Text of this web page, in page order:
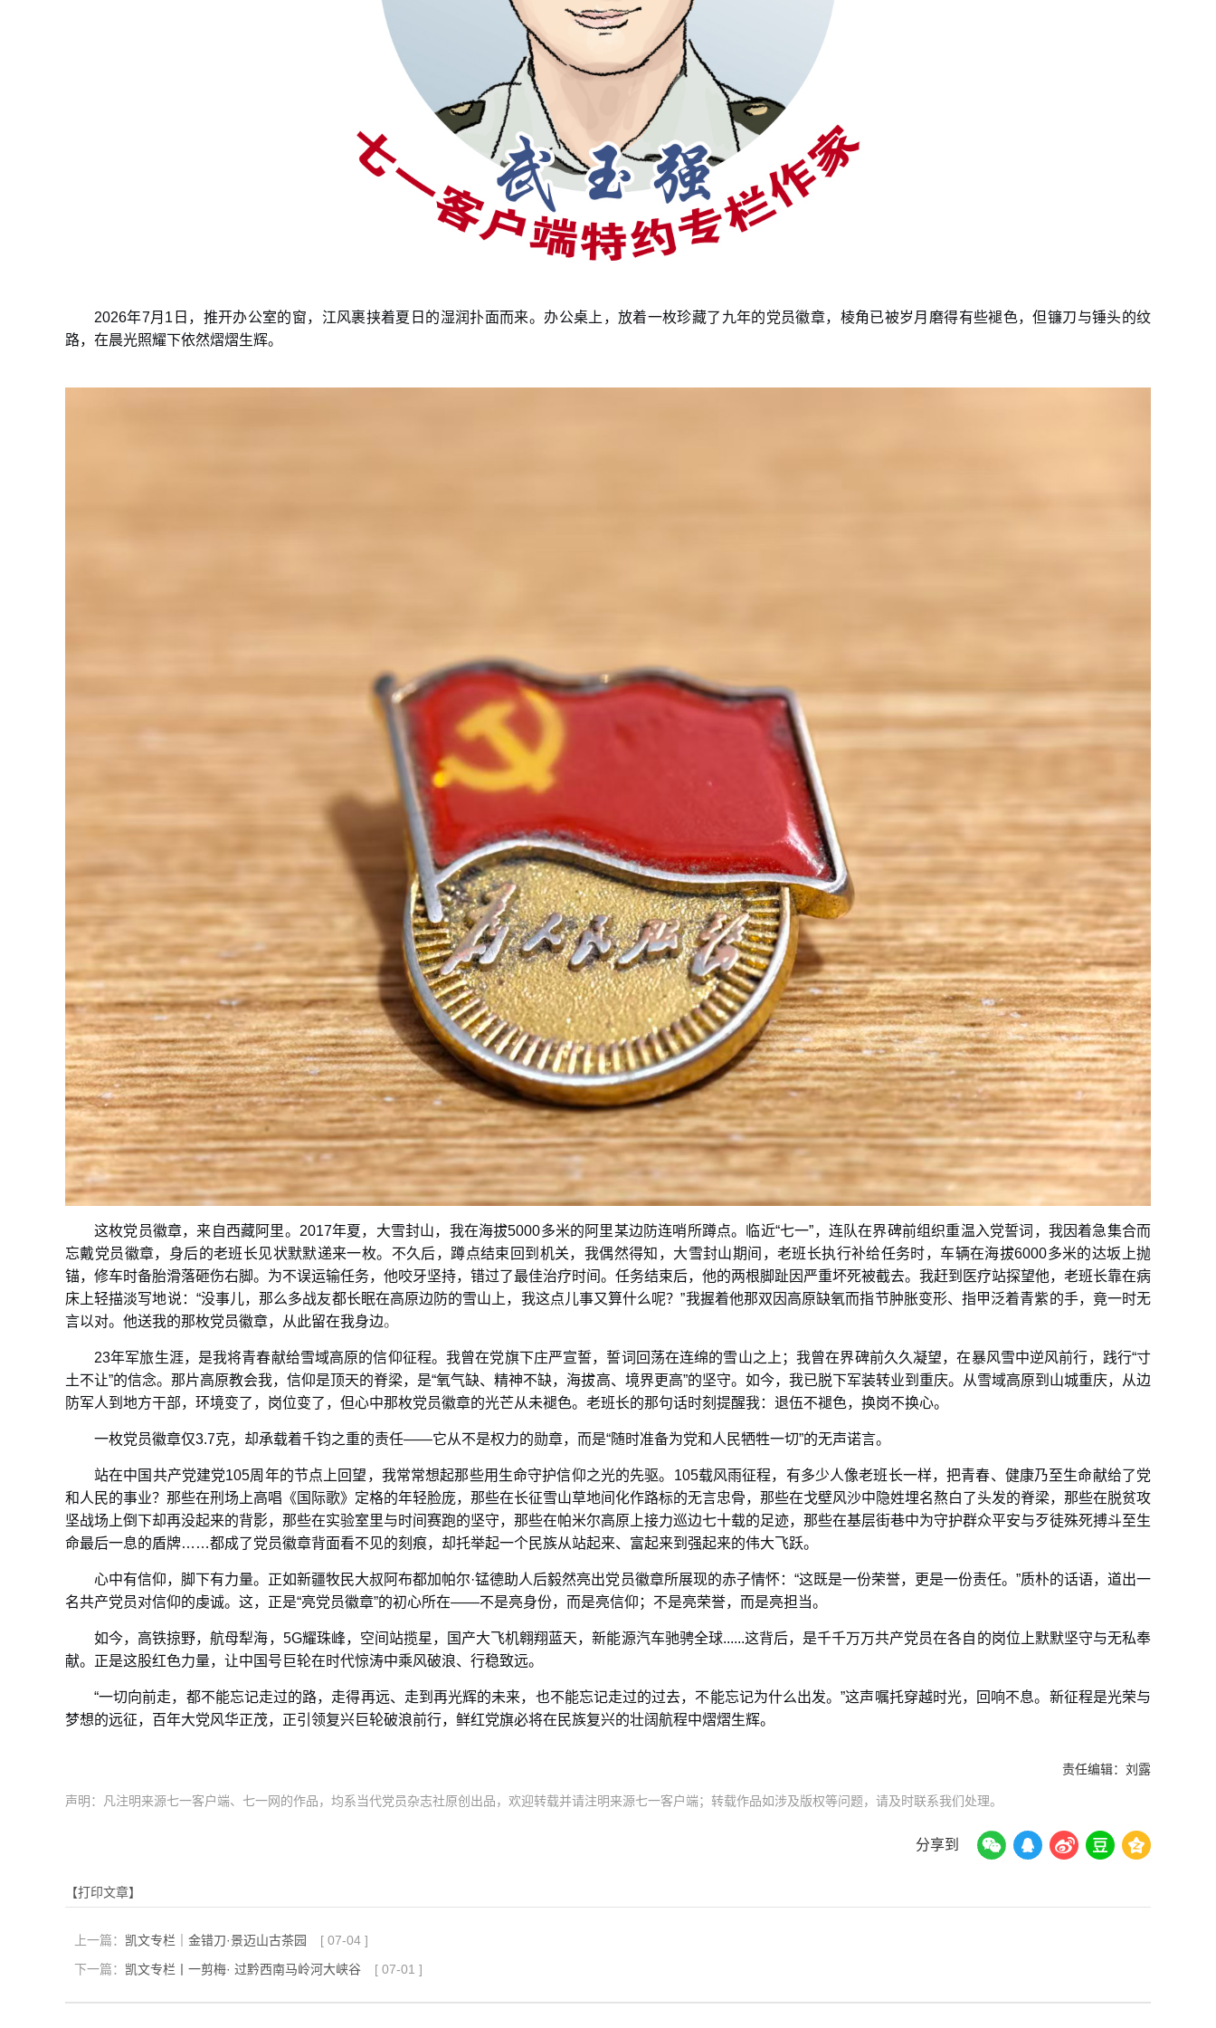
2026年7月1日，推开办公室的窗，江风裹挟着夏日的湿润扑面而来。办公桌上，放着一枚珍藏了九年的党员徽章，棱角已被岁月磨得有些褪色，但镰刀与锤头的纹
路，在晨光照耀下依然熠熠生辉。
这枚党员徽章，来自西藏阿里。2017年夏，大雪封山，我在海拔5000多米的阿里某边防连哨所蹲点。临近“七一”，连队在界碑前组织重温入党誓词，我因着急集合而
忘戴党员徽章，身后的老班长见状默默递来一枚。不久后，蹲点结束回到机关，我偶然得知，大雪封山期间，老班长执行补给任务时，车辆在海拔6000多米的达坂上抛
锚，修车时备胎滑落砸伤右脚。为不误运输任务，他咬牙坚持，错过了最佳治疗时间。任务结束后，他的两根脚趾因严重坏死被截去。我赶到医疗站探望他，老班长靠在病
床上轻描淡写地说：“没事儿，那么多战友都长眠在高原边防的雪山上，我这点儿事又算什么呢？”我握着他那双因高原缺氧而指节肿胀变形、指甲泛着青紫的手，竟一时无
言以对。他送我的那枚党员徽章，从此留在我身边。
23年军旅生涯，是我将青春献给雪域高原的信仰征程。我曾在党旗下庄严宣誓，誓词回荡在连绵的雪山之上；我曾在界碑前久久凝望，在暴风雪中逆风前行，践行“寸
土不让”的信念。那片高原教会我，信仰是顶天的脊梁，是“氧气缺、精神不缺，海拔高、境界更高”的坚守。如今，我已脱下军装转业到重庆。从雪域高原到山城重庆，从边
防军人到地方干部，环境变了，岗位变了，但心中那枚党员徽章的光芒从未褪色。老班长的那句话时刻提醒我：退伍不褪色，换岗不换心。
一枚党员徽章仅3.7克，却承载着千钧之重的责任——它从不是权力的勋章，而是“随时准备为党和人民牺牲一切”的无声诺言。
站在中国共产党建党105周年的节点上回望，我常常想起那些用生命守护信仰之光的先驱。105载风雨征程，有多少人像老班长一样，把青春、健康乃至生命献给了党
和人民的事业？那些在刑场上高唱《国际歌》定格的年轻脸庞，那些在长征雪山草地间化作路标的无言忠骨，那些在戈壁风沙中隐姓埋名熬白了头发的脊梁，那些在脱贫攻
坚战场上倒下却再没起来的背影，那些在实验室里与时间赛跑的坚守，那些在帕米尔高原上接力巡边七十载的足迹，那些在基层街巷中为守护群众平安与歹徒殊死搏斗至生
命最后一息的盾牌……都成了党员徽章背面看不见的刻痕，却托举起一个民族从站起来、富起来到强起来的伟大飞跃。
心中有信仰，脚下有力量。正如新疆牧民大叔阿布都加帕尔·锰德助人后毅然亮出党员徽章所展现的赤子情怀：“这既是一份荣誉，更是一份责任。”质朴的话语，道出一
名共产党员对信仰的虔诚。这，正是“亮党员徽章”的初心所在——不是亮身份，而是亮信仰；不是亮荣誉，而是亮担当。
如今，高铁掠野，航母犁海，5G耀珠峰，空间站揽星，国产大飞机翱翔蓝天，新能源汽车驰骋全球......这背后，是千千万万共产党员在各自的岗位上默默坚守与无私奉
献。正是这股红色力量，让中国号巨轮在时代惊涛中乘风破浪、行稳致远。
“一切向前走，都不能忘记走过的路，走得再远、走到再光辉的未来，也不能忘记走过的过去，不能忘记为什么出发。”这声嘱托穿越时光，回响不息。新征程是光荣与
梦想的远征，百年大党风华正茂，正引领复兴巨轮破浪前行，鲜红党旗必将在民族复兴的壮阔航程中熠熠生辉。
责任编辑： 刘露
声明：凡注明来源七一客户端、七一网的作品，均系当代党员杂志社原创出品，欢迎转载并请注明来源七一客户端；转载作品如涉及版权等问题，请及时联系我们处理。
分享到
【打印文章】
上一篇： 凯文专栏｜金错刀·景迈山古茶园 [ 07-04 ]
下一篇： 凯文专栏丨一剪梅·​ 过黔西南马岭河大峡谷 [ 07-01 ]